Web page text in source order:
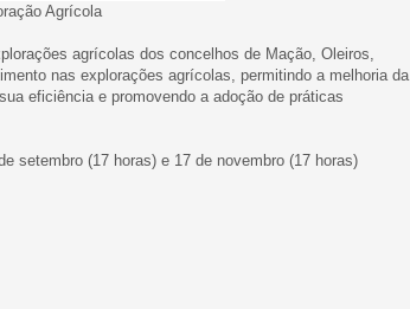
Agrícola
agrícolas dos concelhos de Mação, Oleiros,
nas explorações agrícolas, permitindo a melhoria da
eficiência e promovendo a adoção de práticas
setembro (17 horas) e 17 de novembro (17 horas)